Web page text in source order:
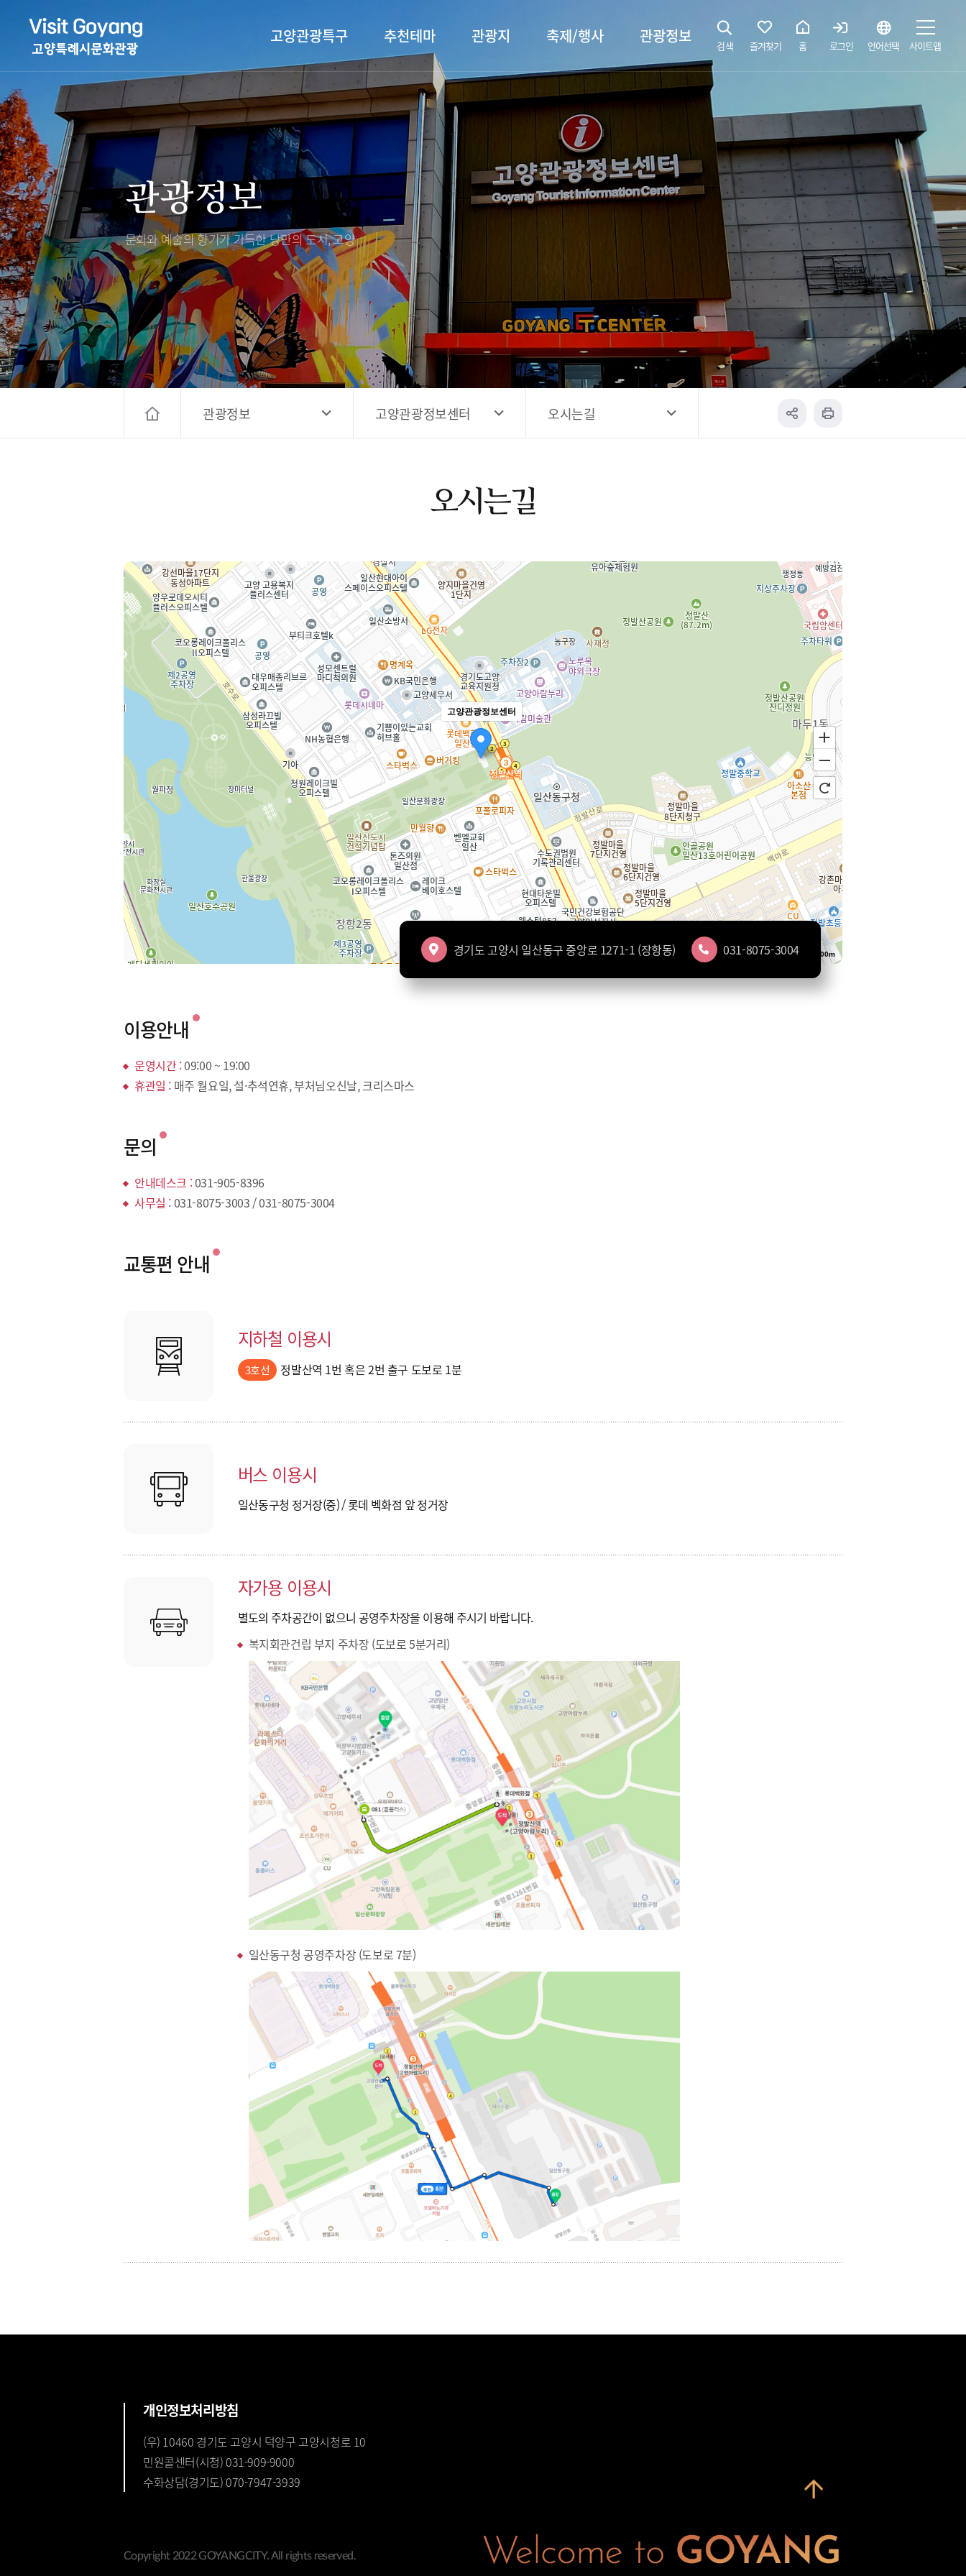
고양관광특구 추천테마
관광특화거리
TV속 고양 나들이
야경 나들이
자전거 나들이
도보관광 나들이
DMZ평화의길
행주산성
서오릉/서삼릉
전시관/박물관
장항습지
누리길
벚꽃명소
고양시 예술창작공간 해움
고양시 예술창작공간 새들
관광지 축제/행사
대표축제
축제/행사
행사소개
프로그램 안내
사전신청
자주 묻는 질문
관광정보
고양관광정보센터 소개
층별안내
편의시설
오시는길
대표먹거리
전통시장
템플스테이
숙박 정보
쇼핑 정보
문화관광해설사 예약하기
해설사 공간
고양시관광협의회
고양컨벤션뷰로
경기관광
대한민국 구석구석
공지사항
홍보영상
전자관광지도 다도라
관광안내홍보물
검색 즐겨찾기 홈 로그인 언어선택 사이트맵
관광정보
문화와 예술의 향기가 가득한낭만의 도시, 고양
관광정보 고양관광정보센터 오시는길
오시는길
고양관광정보센터
100m
경기도 고양시 일산동구 중앙로 1271-1 (장항동) 031-8075-3004
이용안내
운영시간 :09:00 ~ 19:00
휴관일 : 매주 월요일, 설·추석연휴, 부처님오신날, 크리스마스
문의
안내데스크 :031-905-8396
사무실 :031-8075-3003 / 031-8075-3004
교통편 안내
지하철 이용시
3호선 정발산역 1번 혹은 2번 출구 도보로 1분
버스 이용시
일산동구청 정거장(중) / 롯데 벡화점 앞 정거장
자가용 이용시
별도의 주차공간이 없으니 공영주차장을 이용해 주시기 바랍니다.
복지회관건립 부지 주차장 (도보로 5분거리)
일산동구청 공영주차장 (도보로 7분)
개인정보처리방침
(우) 10460 경기도 고양시 덕양구 고양시청로 10
민원콜센터(시청) 031-909-9000
수화상담(경기도) 070-7947-3939
Copyright 2022 GOYANGCITY. All rights reserved.